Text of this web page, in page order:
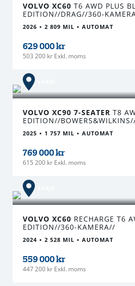
VOLVO XC60 T6 AWD PLUS
EDITION//DRAG//360-
2026 2 809 MIL AUTOMAT
629 000 kr
503 200 kr Exkl. moms
VOLVO XC90 7-SEATER T8
EDITION//
2025 1 757 MIL AUTOMAT
769 000 kr
615 200 kr Exkl. moms
VOLVO XC60 RECHARGE T6
EDITION//360-KAMERA//
2024 2 528 MIL AUTOMAT
559 000 kr
447 200 kr Exkl. moms